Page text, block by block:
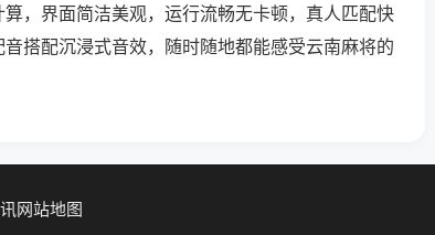
，界面简洁美观，运行流畅无卡顿，真人匹配快
搭配沉浸式音效，随时随地都能感受云南麻将的
网站地图